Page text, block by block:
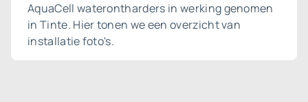
AquaCell waterontharders in werking genomen
in Tinte. Hier tonen we een overzicht van
installatie foto's.